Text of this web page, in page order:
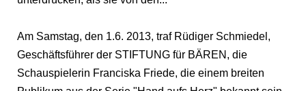
Am Samstag, den 1.6. 2013, traf Rüdiger Schmiedel,
Geschäftsführer der STIFTUNG für BÄREN, die
Schauspielerin Franciska Friede, die einem breiten